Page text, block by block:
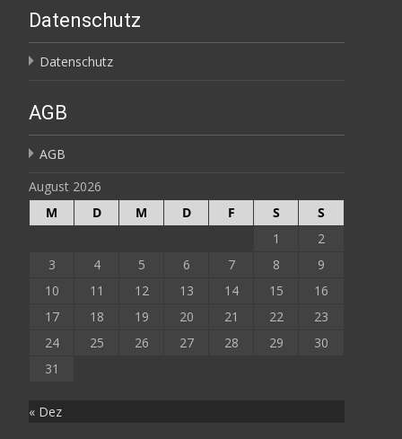
Datenschutz
Datenschutz
AGB
AGB
August 2026
M
D M D F S
S
1
2
3
4 5 6 7 8
9
10
11 12 13 14 15
16
17
18 19 20 21 22
23
24
25 26 27 28 29
30
31
« Dez